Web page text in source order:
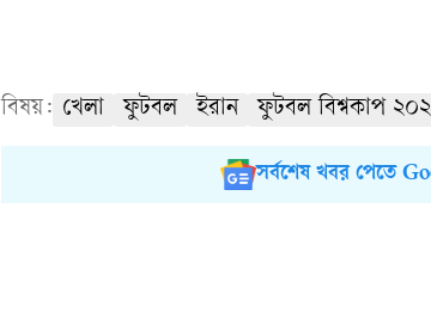
বিষয়: খেলা ফুটবল ইরান ফুটবল বিশ্বকাপ
সর্বশেষ খবর পেতে